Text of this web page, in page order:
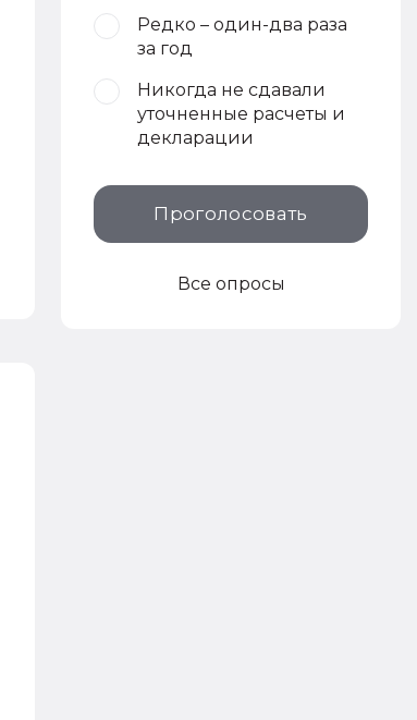
Редко – один-два раза
за год
Никогда не сдавали
уточненные расчеты и
декларации
Проголосовать
Все опросы